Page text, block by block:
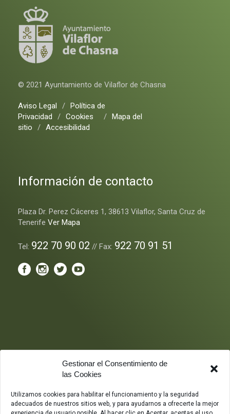
Gestionar el Consentimiento de
las Cookies
Utilizamos cookies para habilitar el funcionamiento y la seguridad
adecuados de nuestros sitios web, y para ayudarnos a ofrecerte la mejor
© 2021 Ayuntamiento de Vilaflor de Chasna
Aviso Legal /
Política de
Privacidad
/ Cookies /
Mapa del
sitio
/ Accesibilidad
Información de contacto
Plaza Dr. Perez Cáceres 1, 38613 Vilaflor, Santa Cruz de
Tenerife Ver Mapa
Tel: 922 70 90 02 // Fax: 922 70 91 51